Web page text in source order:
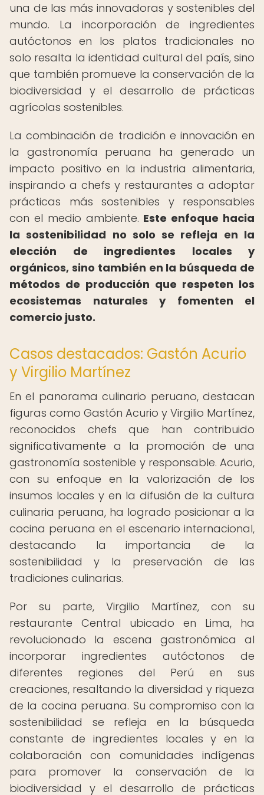
una de las más innovadoras y sostenibles del
mundo. La incorporación de ingredientes
autóctonos en los platos tradicionales no
solo resalta la identidad cultural del país, sino
que también promueve la conservación de la
biodiversidad y el desarrollo de prácticas
agrícolas sostenibles.
La combinación de tradición e innovación en
la gastronomía peruana ha generado un
impacto positivo en la industria alimentaria,
inspirando a chefs y restaurantes a adoptar
prácticas más sostenibles y responsables
con el medio ambiente. Este enfoque hacia
la sostenibilidad no solo se refleja en la
elección de ingredientes locales y
orgánicos, sino también en la búsqueda de
métodos de producción que respeten los
ecosistemas naturales y fomenten el
comercio justo.
Casos destacados: Gastón Acurio
y Virgilio Martínez
En el panorama culinario peruano, destacan
figuras como Gastón Acurio y Virgilio Martínez,
reconocidos chefs que han contribuido
significativamente a la promoción de una
gastronomía sostenible y responsable. Acurio,
con su enfoque en la valorización de los
insumos locales y en la difusión de la cultura
culinaria peruana, ha logrado posicionar a la
cocina peruana en el escenario internacional,
destacando la importancia de la
sostenibilidad y la preservación de las
tradiciones culinarias.
Por su parte, Virgilio Martínez, con su
restaurante Central ubicado en Lima, ha
revolucionado la escena gastronómica al
incorporar ingredientes autóctonos de
diferentes regiones del Perú en sus
creaciones, resaltando la diversidad y riqueza
de la cocina peruana. Su compromiso con la
sostenibilidad se refleja en la búsqueda
constante de ingredientes locales y en la
colaboración con comunidades indígenas
para promover la conservación de la
biodiversidad y el desarrollo de prácticas